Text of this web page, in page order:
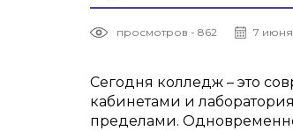
просмотров - 862 7 июня
Сегодня колледж – это
кабинетами и
пределами.